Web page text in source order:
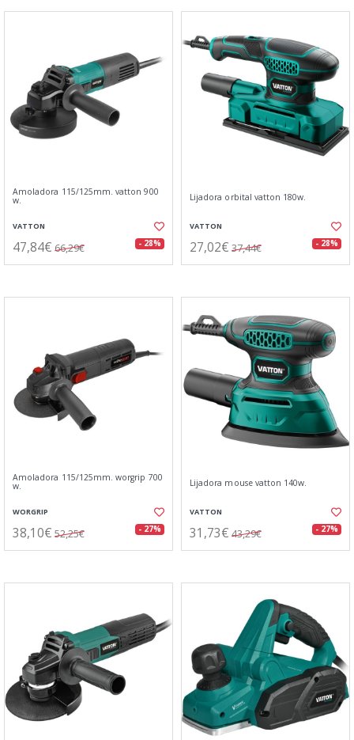
Amoladora 115/125mm. vatton 900
w.
VATTON
47,84€ 66,29€ - 28%
Lijadora orbital vatton 180w.
VATTON
27,02€ 37,44€ - 28%
Amoladora 115/125mm. worgrip 700
w.
WORGRIP
38,10€ 52,25€ - 27%
Lijadora mouse vatton 140w.
VATTON
31,73€ 43,29€ - 27%